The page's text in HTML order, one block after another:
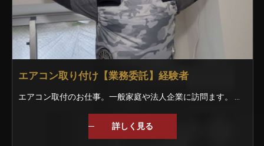
エアコン取り付け【業務委託】経験者
エアコン取付のお仕事。一般家庭や法人企業に訪問ます。 大手家電量販店が取引先ですので、毎年安定しています。 閑散期はエアコン以外のお仕事も有りますので、1年を通して稼働が可能です。
詳しく見る